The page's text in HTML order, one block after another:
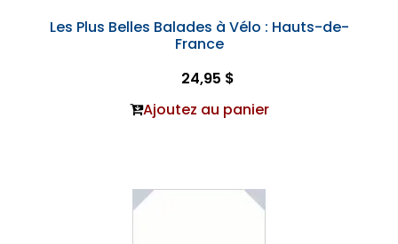
Les Plus Belles Balades à Vélo : Hauts-de-
France
24,95 $
Ajoutez au panier